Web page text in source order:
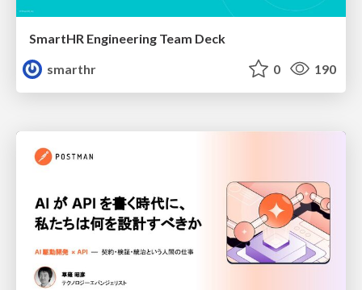
SmartHR Engineering Team Deck
smarthr
0 190